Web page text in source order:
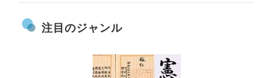
注目のジャンル